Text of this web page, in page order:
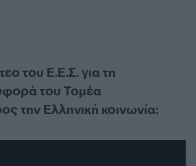
του Ε.Ε.Σ. για τη
του Τομέα
την Ελληνική κοινωνία: